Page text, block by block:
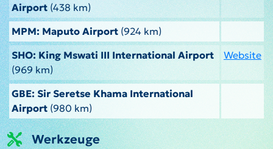
Airport(438 km)
MPM: Maputo Airport (924 km)
SHO: King Mswati III International Airport
(969 km)
Website
GBE: Sir Seretse Khama International
Airport (980 km)
Werkzeuge